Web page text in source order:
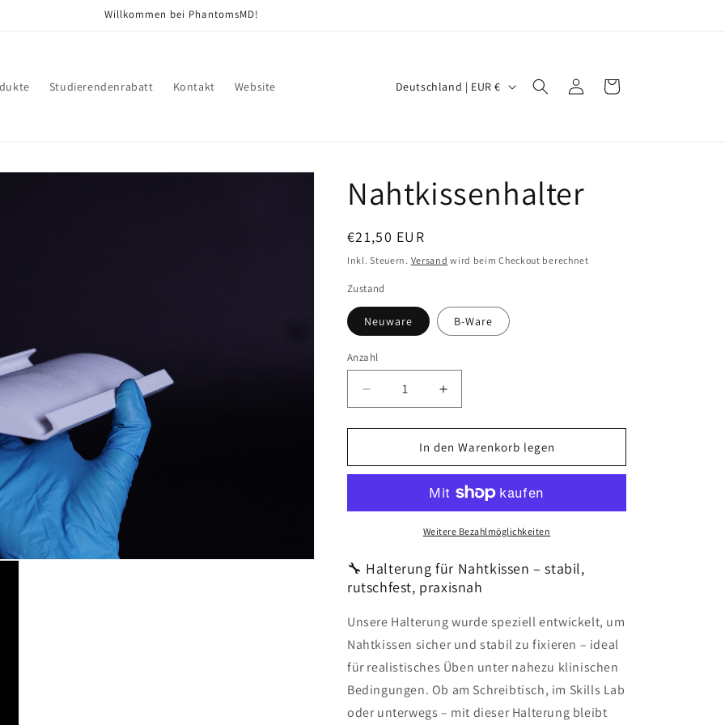
Willkommen bei PhantomsMD!
Studierendenrabatt Kontakt Website
/
R
e
g
o
n
Deutschland | EUR € EinloggenWarenkorb
Nahtkissenhalter
Normaler
Preis
€21,50 EUR
Inkl. Steuern. Versand wird beim Checkout berechnet
Zustand
Neuware B-Ware
Anzahl
Anzahl
Verringere
die
Menge
Nahtkissenhalter
Erhöhe
die
Menge
für
Nahtkissenhalter
In den Warenkorb legen
Weitere Bezahlmöglichkeiten
🔧 Halterung für Nahtkissen – stabil,
rutschfest, praxisnah
Unsere Halterung wurde speziell entwickelt, um
Nahtkissen sicher und stabil zu fixieren – ideal
für realistisches Üben unter nahezu klinischen
Bedingungen. Ob am Schreibtisch, im Skills Lab
oder unterwegs – mit dieser Halterung bleibt